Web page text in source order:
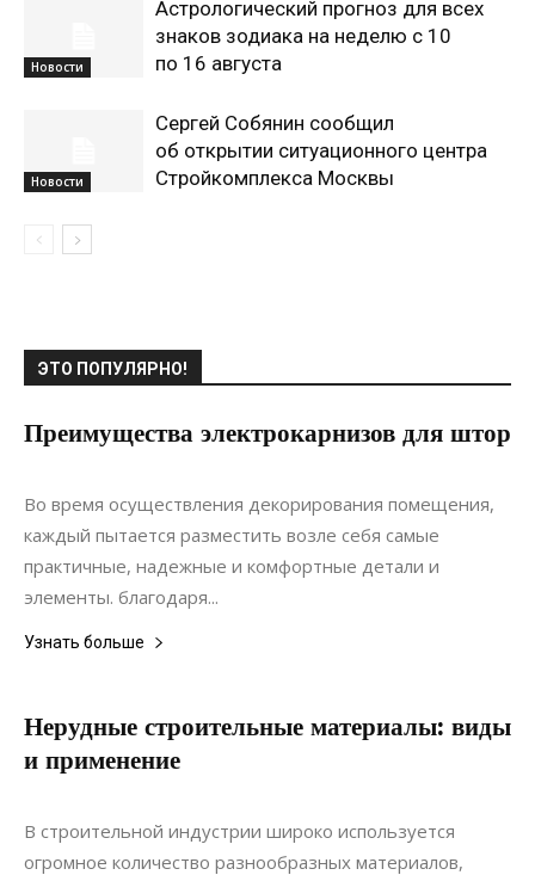
Новости
Астрологический прогноз для всех
знаков зодиака на неделю с 10
по 16 августа
Новости
Сергей Собянин сообщил
об открытии ситуационного центра
Стройкомплекса Москвы
ЭТО ПОПУЛЯРНО!
Преимущества электрокарнизов для штор
02.05.2020 0
Во время осуществления декорирования помещения,
каждый пытается разместить возле себя самые
практичные, надежные и комфортные детали и
элементы. благодаря...
Узнать больше
Нерудные строительные материалы: виды
и применение
22.05.2022
В строительной индустрии широко используется
огромное количество разнообразных материалов,